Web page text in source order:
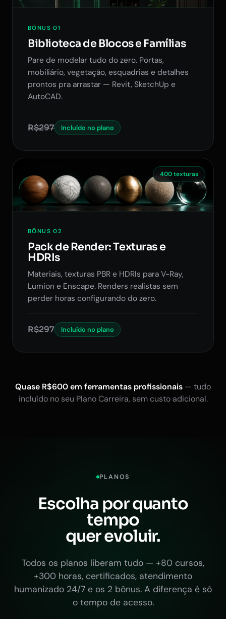
BÔNUS 01
Biblioteca de Blocos e Famílias
Pare de modelar tudo do zero. Portas,
mobiliário, vegetação, esquadrias e detalhes
prontos pra arrastar — Revit, SketchUp e
AutoCAD.
R$297 Incluído no plano
400 texturas
BÔNUS 02
Pack de Render: Texturas e
HDRIs
Materiais, texturas PBR e HDRIs para V-Ray,
Lumion e Enscape. Renders realistas sem
perder horas configurando do zero.
R$297 Incluído no plano
Quase R$600 em ferramentas profissionais — tudo
incluído no seu Plano Carreira, sem custo adicional.
PLANOS
Escolha por quanto
tempo
quer evoluir.
Todos os planos liberam tudo — +80 cursos,
+300 horas, certificados, atendimento
humanizado 24/7 e os 2 bônus. A diferença é só
o tempo de acesso.